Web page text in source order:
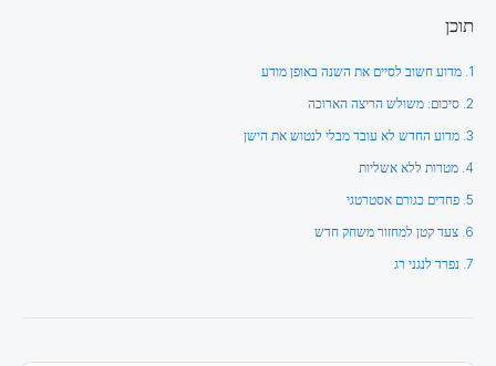
תוכן
1. מדוע חשוב לסיים את השנה באופן מודע
2. סיכום: משולש הריצה הארוכה
3. מדוע החדש לא עובד מבלי לנטוש את הישן
4. מטרות ללא אשליות
5. פחדים כגורם אסטרטגי
6. צעד קטן למחזור משחק חדש
7. נפרד לנגני רג